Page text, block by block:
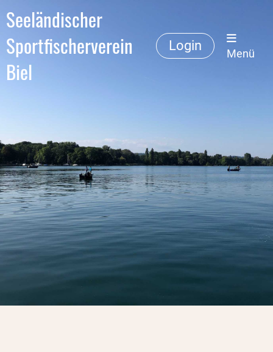
Seeländischer
Sportfischerverein
Biel
Login
Menü